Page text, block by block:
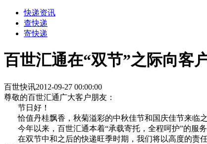
快递资讯
查快递
寄快递
百世汇通在“双节”之际向客
百世快讯2012-09-27 00:00:00
尊敬的百世汇通广大客户朋友：
节日好！
恰值丹桂飘香，秋菊溢彩的中秋佳节和国庆佳节来临
今年以来，百世汇通本着“承载寄托，全程呵护”的服
在双节中和之后的快递旺季时期，我们将以高度的责任